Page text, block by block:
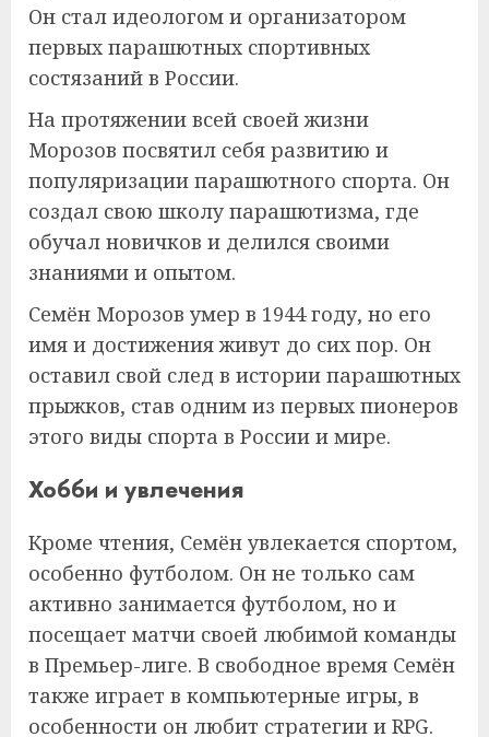
Он стал идеологом и организатором
первых парашютных спортивных
состязаний в России.
На протяжении всей своей жизни
Морозов посвятил себя развитию и
популяризации парашютного спорта. Он
создал свою школу парашютизма, где
обучал новичков и делился своими
знаниями и опытом.
Семён Морозов умер в 1944 году, но его
имя и достижения живут до сих пор. Он
оставил свой след в истории парашютных
прыжков, став одним из первых пионеров
этого виды спорта в России и мире.
Хобби и увлечения
Кроме чтения, Семён увлекается спортом,
особенно футболом. Он не только сам
активно занимается футболом, но и
посещает матчи своей любимой команды
в Премьер-лиге. В свободное время Семён
также играет в компьютерные игры, в
особенности он любит стратегии и RPG.